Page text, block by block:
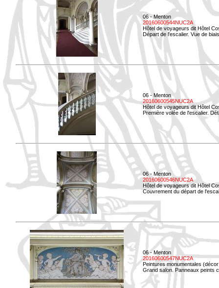
06 - Menton
20160600544NUC2A
Hôtel de voyageurs dit Hôtel
Départ de l'escalier. Vue de
06 - Menton
20160600545NUC2A
Hôtel de voyageurs dit Hôtel
Première volée de l'escalier.
06 - Menton
20160600546NUC2A
Hôtel de voyageurs dit Hôtel
Couvrement du départ de
06 - Menton
20160600547NUC2A
Peintures monumentales
Grand salon. Panneaux peints